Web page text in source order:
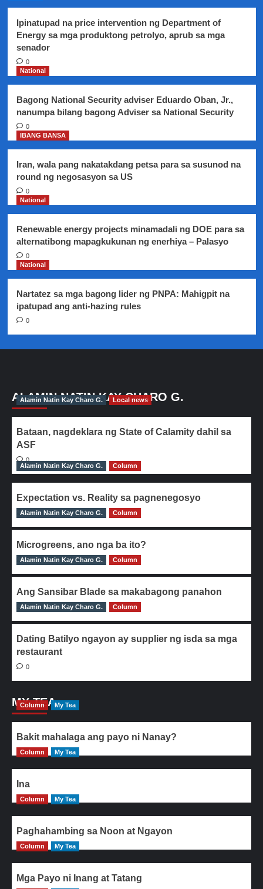
Ipinatupad na price intervention ng Department of
Energy sa mga produktong petrolyo, aprub sa mga
senador
0
National
Bagong National Security adviser Eduardo Oban, Jr.,
nanumpa bilang bagong Adviser sa National Security
0
IBANG BANSA
Iran, wala pang nakatakdang petsa para sa susunod na
round ng negosasyon sa US
0
National
Renewable energy projects minamadali ng DOE para sa
alternatibong mapagkukunan ng enerhiya – Palasyo
0
National
Nartatez sa mga bagong lider ng PNPA: Mahigpit na
ipatupad ang anti-hazing rules
0
ALAMIN NATIN KAY CHARO G.
Alamin Natin Kay Charo G. Local news
Bataan, nagdeklara ng State of Calamity dahil sa
ASF
0
Alamin Natin Kay Charo G.
Column
Expectation vs. Reality sa pagnenegosyo
0
Alamin Natin Kay Charo G. Column
Microgreens, ano nga ba ito?
0
Alamin Natin Kay Charo G. Column
Ang Sansibar Blade sa makabagong panahon
0
Alamin Natin Kay Charo G. Column
Dating Batilyo ngayon ay supplier ng isda sa mga
restaurant
0
MY TEA
Column My Tea
Bakit mahalaga ang payo ni Nanay?
Column My Tea
Ina
Column My Tea
Paghahambing sa Noon at Ngayon
Column My Tea
Mga Payo ni Inang at Tatang